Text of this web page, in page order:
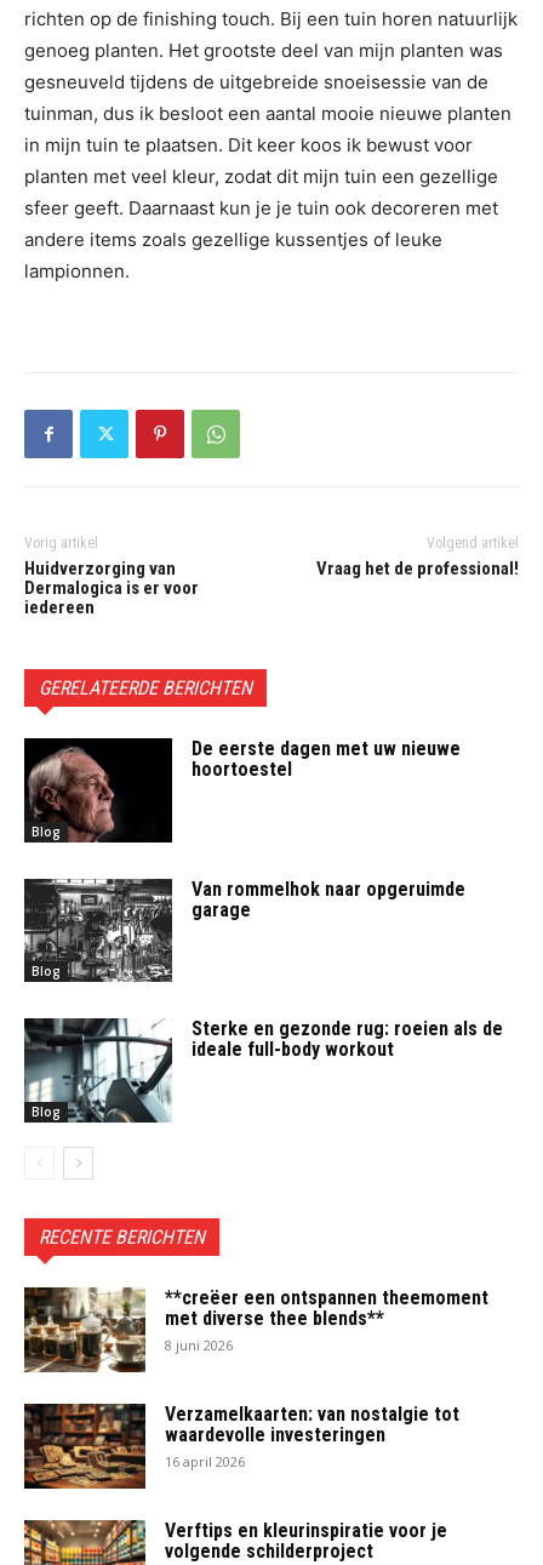
richten op de finishing touch. Bij een tuin horen natuurlijk
genoeg planten. Het grootste deel van mijn planten was
gesneuveld tijdens de uitgebreide snoeisessie van de
tuinman, dus ik besloot een aantal mooie nieuwe planten
in mijn tuin te plaatsen. Dit keer koos ik bewust voor
planten met veel kleur, zodat dit mijn tuin een gezellige
sfeer geeft. Daarnaast kun je je tuin ook decoreren met
andere items zoals gezellige kussentjes of leuke
lampionnen.
Vorig artikel
Huidverzorging van
Dermalogica is er voor
iedereen
Volgend artikel
Vraag het de professional!
GERELATEERDE BERICHTEN
Blog
De eerste dagen met uw nieuwe
hoortoestel
Blog
Van rommelhok naar opgeruimde
garage
Blog
Sterke en gezonde rug: roeien als de
ideale full-body workout
RECENTE BERICHTEN
**creëer een ontspannen theemoment
met diverse thee blends**
8 juni 2026
Verzamelkaarten: van nostalgie tot
waardevolle investeringen
16 april 2026
Verftips en kleurinspiratie voor je
volgende schilderproject